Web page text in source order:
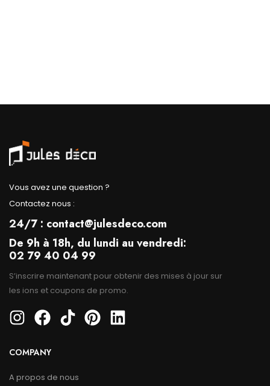
Vous avez une question ?
Contactez nous :
24/7 : contact@julesdeco.com
De 9h à 18h, du lundi au vendredi:
02 79 40 04 99
S’inscrire maintenant pour obtenir des mises à jour sur
les ions et coupons de promo.
COMPANY
A propos de nous